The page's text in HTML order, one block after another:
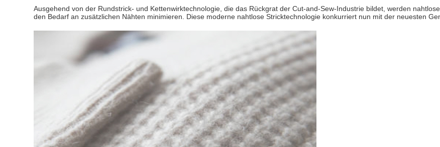
Ausgehend von der Rundstrick- und Kettenwirktechnologie, die das Rückgrat der Cut-and-Sew-Industrie bildet, werden
den Bedarf an zusätzlichen Nähten minimieren. Diese moderne nahtlose Stricktechnologie konkurriert nun mit der neuesten